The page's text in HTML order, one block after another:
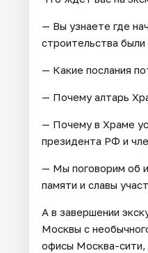
— Вы узнаете где
строительства
— Какие послания
— Почему алтарь
— Почему в Храме
президента РФ и
— Мы поговорим об
памяти и славы
А в завершении
Москвы с
офисы Москва-